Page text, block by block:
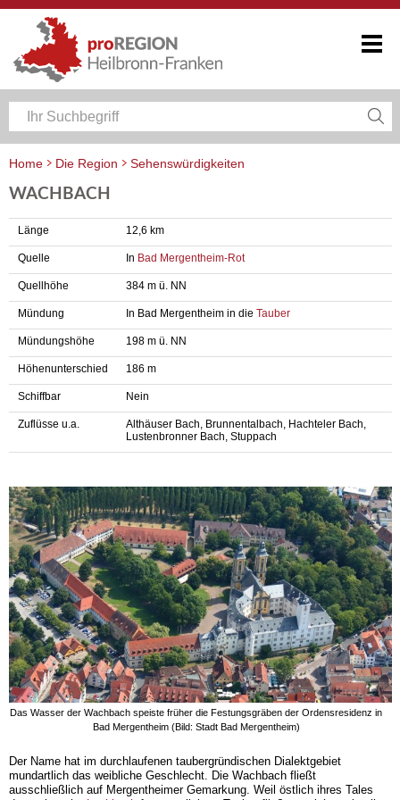
Home Die Region Sehenswürdigkeiten
WACHBACH
Länge 12,6 km
Quelle In Bad Mergentheim-Rot
Quellhöhe 384 m ü. NN
Mündung In Bad Mergentheim in die Tauber
Mündungshöhe 198 m ü. NN
Höhenunterschied 186 m
Schiffbar Nein
Zuflüsse u.a.
Althäuser Bach, Brunnentalbach, Hachteler Bach,
Lustenbronner Bach, Stuppach
Das Wasser der Wachbach speiste früher die Festungsgräben der Ordensresidenz in
Bad Mergentheim (Bild: Stadt Bad Mergentheim)
Der Name hat im durchlaufenen taubergründischen Dialektgebiet
mundartlich das weibliche Geschlecht. Die Wachbach fließt
ausschließlich auf Mergentheimer Gemarkung. Weil östlich ihres Tales